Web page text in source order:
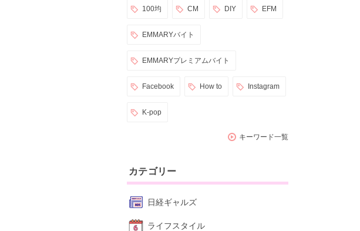
100均 CM DIY EFM
EMMARYバイト
EMMARYプレミアムバイト
Facebook How to Instagram
K-pop
キーワード一覧
カテゴリー
日経ギャルズ
ライフスタイル